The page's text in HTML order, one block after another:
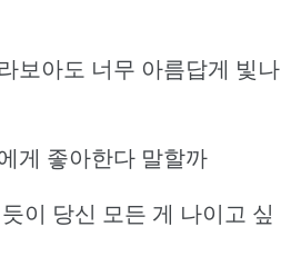
보아도 너무 아름답게 빛나
게 좋아한다 말할까
이 당신 모든 게 나이고 싶